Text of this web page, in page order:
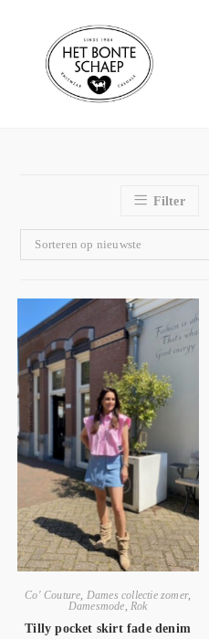
Filter
Sorteren op nieuwste
Co' Couture Dames collectie zomer,
Damesmode Rok
Tilly pocket skirt fade denim